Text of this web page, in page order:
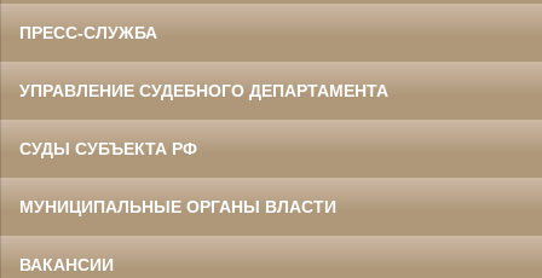
ПРЕСС-СЛУЖБА
УПРАВЛЕНИЕ СУДЕБНОГО ДЕПАРТАМЕНТА
СУДЫ СУБЪЕКТА РФ
МУНИЦИПАЛЬНЫЕ ОРГАНЫ ВЛАСТИ
ВАКАНСИИ